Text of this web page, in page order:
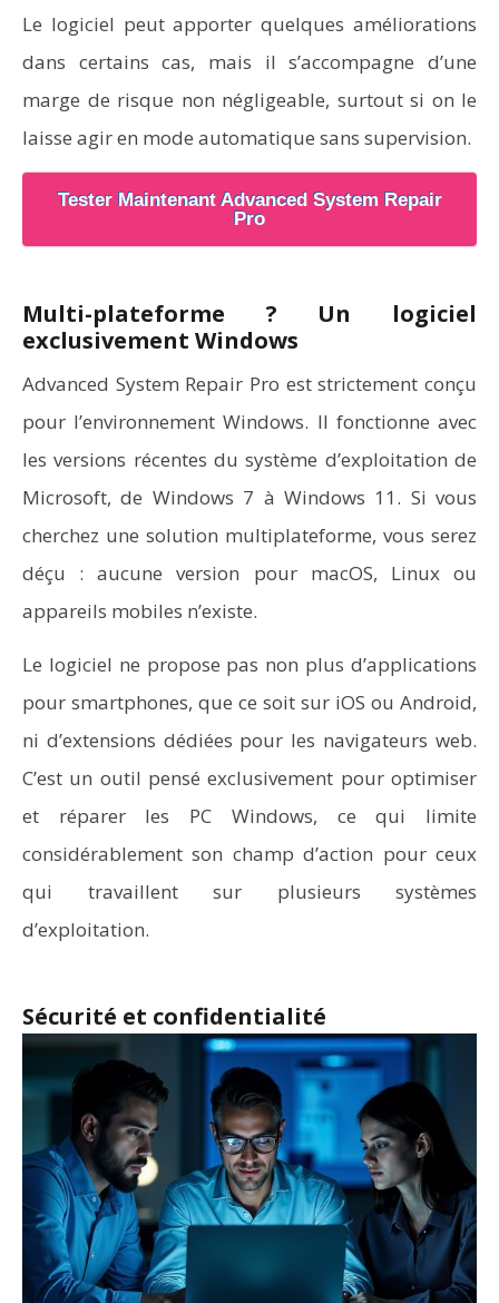
Le logiciel peut apporter quelques améliorations
dans certains cas, mais il s’accompagne d’une
marge de risque non négligeable, surtout si on le
laisse agir en mode automatique sans supervision.
Tester Maintenant Advanced System Repair
Pro
Multi-plateforme ? Un logiciel
exclusivement Windows
Advanced System Repair Pro est strictement conçu
pour l’environnement Windows. Il fonctionne avec
les versions récentes du système d’exploitation de
Microsoft, de Windows 7 à Windows 11. Si vous
cherchez une solution multiplateforme, vous serez
déçu : aucune version pour macOS, Linux ou
appareils mobiles n’existe.
Le logiciel ne propose pas non plus d’applications
pour smartphones, que ce soit sur iOS ou Android,
ni d’extensions dédiées pour les navigateurs web.
C’est un outil pensé exclusivement pour optimiser
et réparer les PC Windows, ce qui limite
considérablement son champ d’action pour ceux
qui travaillent sur plusieurs systèmes
d’exploitation.
Sécurité et confidentialité